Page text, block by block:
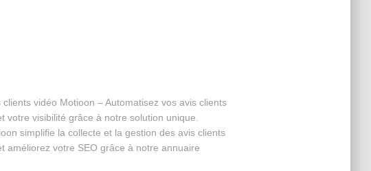
vidéo Motioon – Automatisez vos avis clients
votre visibilité grâce à notre solution unique.
simplifie la collecte et la gestion des avis clients
améliorez votre SEO grâce à notre annuaire